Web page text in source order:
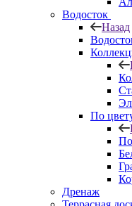
Водосток
Назад
По
Дренаж